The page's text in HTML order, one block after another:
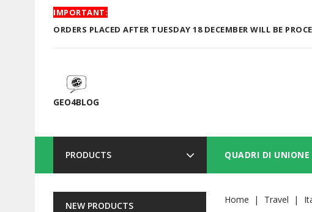
IMPORTANT:
ORDERS PLACED AFTER TUESDAY 18 DECEMBER WILL BE
GEO4BLOG
QUADRI DI UNIONE
PRODUCTS
NEW PRODUCTS
Home Travel